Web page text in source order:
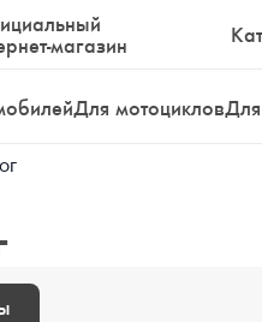
магазин
Для мотоциклов